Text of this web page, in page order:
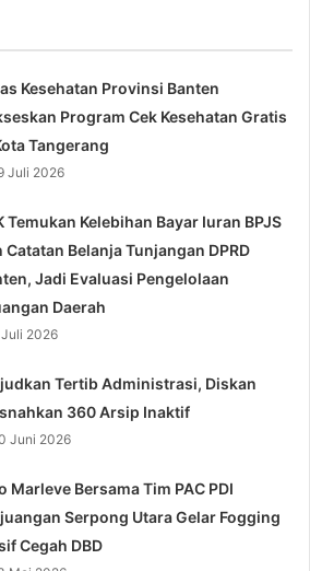
Kesehatan Provinsi Banten
Program Cek Kesehatan Gratis
Tangerang
Juli 2026
Temukan Kelebihan Bayar Iuran BPJS
Catatan Belanja Tunjangan DPRD
Jadi Evaluasi Pengelolaan
Daerah
2026
Tertib Administrasi, Diskan
360 Arsip Inaktif
Juni 2026
Marleve Bersama Tim PAC PDI
Serpong Utara Gelar Fogging
Cegah DBD